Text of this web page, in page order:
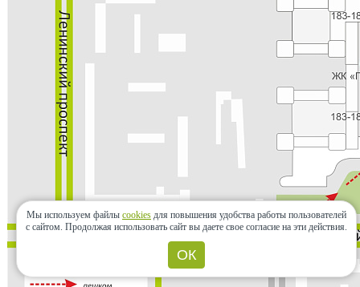
Мы используем файлы cookies для повышения удобства работы пользователей
с сайтом. Продолжая использовать сайт вы даете свое согласие на эти действия.
ОК